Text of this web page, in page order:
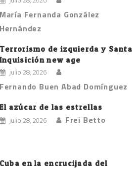
María Fernanda González
Hernández
Terrorismo de izquierda y Santa
Inquisición new age
julio 28, 2026
Fernando Buen Abad Domínguez
El azúcar de las estrellas
julio 28, 2026 Frei Betto
Cuba en la encrucijada del